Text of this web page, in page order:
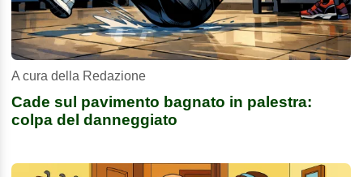
A cura della Redazione
Cade sul pavimento bagnato in palestra:
colpa del danneggiato